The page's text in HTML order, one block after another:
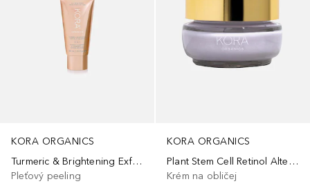
KORA ORGANICS
Turmeric & Brightening Exfoliating Mask
Pleťový peeling
KORA ORGANICS
Plant Stem Cell Retinol Alternative Moisturizer
Krém na obličej